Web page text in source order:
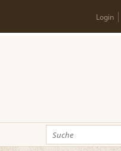
Login